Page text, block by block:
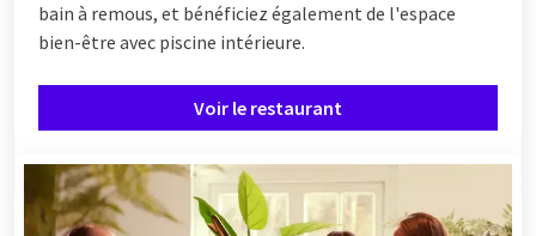
bain à remous, et bénéficiez également de l'espace
bien-être avec piscine intérieure.
Voir le restaurant